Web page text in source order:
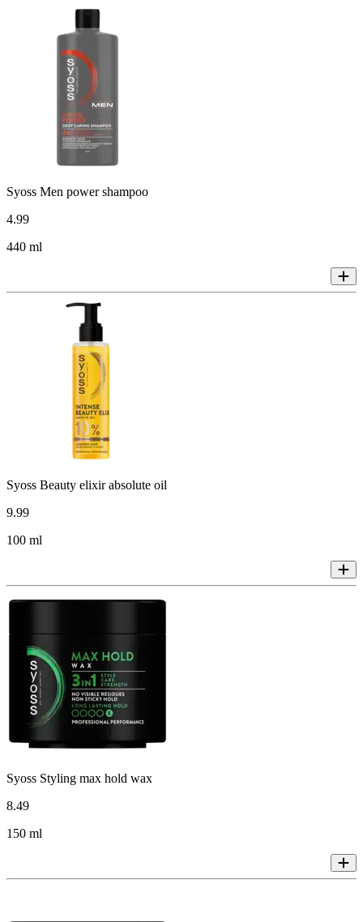
Syoss Men power shampoo
4.99
440 ml
Syoss Beauty elixir absolute oil
9.99
100 ml
Syoss Styling max hold wax
8.49
150 ml